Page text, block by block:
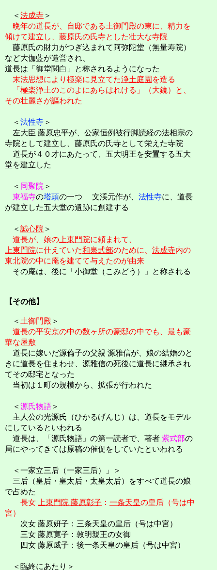
＜ 法成寺 ＞
晩年の道長が、自邸である土御門殿の東に、精力を
傾けて建立し、藤原氏の氏寺とした壮大な寺院
藤原氏の財力がつぎ込まれて阿弥陀堂（無量寿院）
など大伽藍が造営され、
道長は「御堂関白」と称されるようになった
末法思想により極楽に見立てた浄土庭園 を造る
「極楽浄土のこのよにあらはれける」（大鏡）と、
その壮麗さが謳われた
＜ 法性寺 ＞
左大臣 藤原忠平が、公家恒例被行脚読経の法相宗の
寺院として建立し、藤原氏の氏寺として栄えた寺院
道長が４０才にあたって、五大明王を安置する五大
堂を建立した
＜ 同聚院 ＞
東福寺の塔頭の一つ 文渓元作が、 法性寺に、道長
が建立した五大堂の遺跡に創建する
＜ 誠心院 ＞
道長が、娘の 上東門院に頼まれて、
上東門院に仕えていた和泉式部のために、 法成寺内の
東北院の中に庵を建てて与えたのが由来
その庵は、後に「小御堂（こみどう）」と称される
【その他】
＜ 土御門殿 ＞
道長の平安京の中の数ヶ所の豪邸の中でも、最も豪
華な屋敷
道長に嫁いだ源倫子の父親 源雅信が、娘の結婚のと
きに道長を住まわせ、源雅信の死後に道長に継承され
てその邸宅となった
当初は１町の規模から、拡張が行われた
＜ 源氏物語 ＞
主人公の光源氏（ひかるげんじ）は、道長をモデル
にしているといわれる
道長は、「源氏物語」の第一読者で、著者 紫式部の
局にやってきては原稿の催促をしていたといわれる
＜一家立三后（一家三后）」＞
三后（皇后・皇太后・太皇太后）をすべて道長の娘
で占めた
長女
上東門院 藤原彰子 ： 一条天皇の皇后（号は中
宮）
次女 藤原妍子：三条天皇の皇后（号は中宮）
三女 藤原寛子：敦明親王の女御
四女 藤原威子：後一条天皇の皇后（号は中宮）
＜臨終にあたり＞